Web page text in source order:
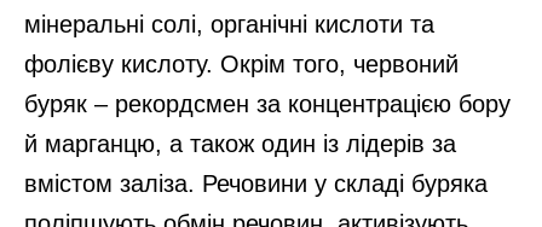
мінеральні солі, органічні кислоти та
фолієву кислоту. Окрім того, червоний
буряк – рекордсмен за концентрацією бору
й марганцю, а також один із лідерів за
вмістом заліза. Речовини у складі буряка